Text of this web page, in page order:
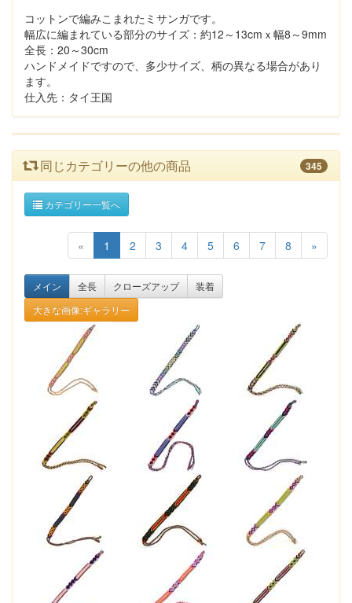
コットンで編みこまれたミサンガです。
幅広に編まれている部分のサイズ：約12～13cmｘ幅8～9mm
全長：20～30cm
ハンドメイドですので、多少サイズ、柄の異なる場合があり
ます。
仕入先：タイ王国
同じカテゴリーの他の商品 345
カテゴリー一覧へ
« 1 2 3 4 5 6 7 8 »
メイン 全長 クローズアップ
装着
大きな画像:ギャラリー